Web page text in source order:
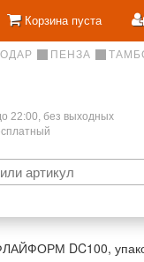
Корзина пуста
ПЕНЗА
22:00, без выходных
DC100,